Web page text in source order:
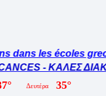
les écoles
- ΚΑΛΕΣ